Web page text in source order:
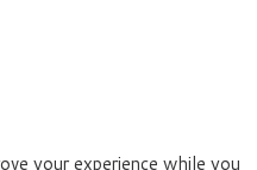
your experience while you